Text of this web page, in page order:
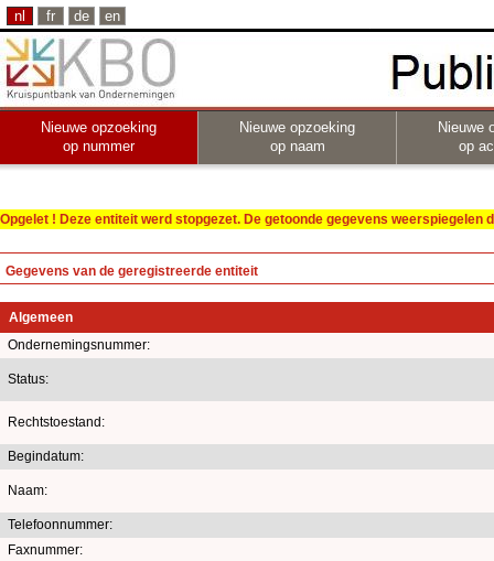
nl fr de en
Nieuwe opzoeking
op nummer
Nieuwe opzoeking
op naam
Nieuwe
op
Opgelet ! Deze entiteit werd stopgezet. De getoonde gegevens
Gegevens van de geregistreerde entiteit
Algemeen
Ondernemingsnummer:
Status:
Rechtstoestand:
Begindatum:
Naam:
Telefoonnummer:
Faxnummer: